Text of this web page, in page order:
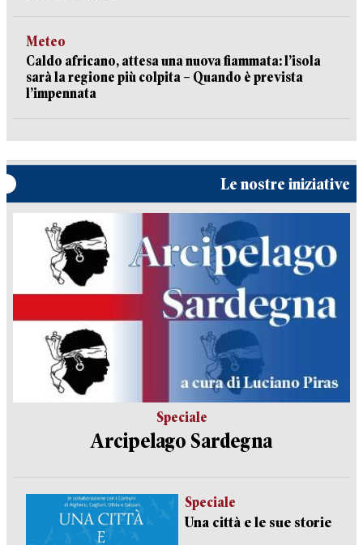
Meteo
Caldo africano, attesa una nuova fiammata: l’isola
sarà la regione più colpita – Quando è prevista
l’impennata
Le nostre iniziative
Speciale
Arcipelago Sardegna
Speciale
Una città e le sue storie